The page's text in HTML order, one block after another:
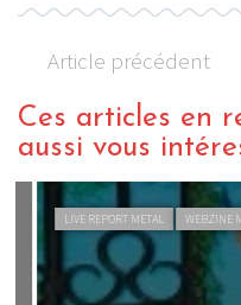
Article précédent
Ces articles en
aussi vous
LIVE REPORT METAL WEBZINE